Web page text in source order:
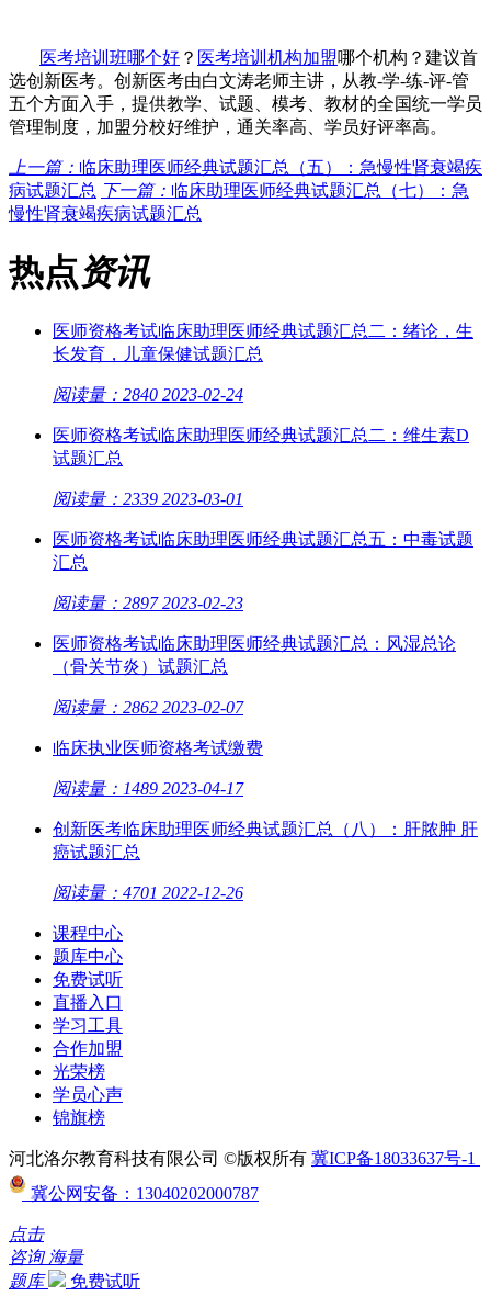
医考培训班哪个好 ？ 医考培训机构加盟哪个机构？建议首
选创新医考。创新医考由白文涛老师主讲，从教-学-练-评-管
五个方面入手，提供教学、试题、模考、教材的全国统一学员
管理制度，加盟分校好维护，通关率高、学员好评率高。
上一篇： 临床助理医师经典试题汇总（五）：急慢性肾衰竭疾
病试题汇总 下一篇： 临床助理医师经典试题汇总（七）：急
慢性肾衰竭疾病试题汇总
热点资讯
医师资格考试临床助理医师经典试题汇总二：绪论，生
长发育，儿童保健试题汇总
阅读量：2840 2023-02-24
医师资格考试临床助理医师经典试题汇总二：维生素D
试题汇总
阅读量：2339 2023-03-01
医师资格考试临床助理医师经典试题汇总五：中毒试题
汇总
阅读量：2897 2023-02-23
医师资格考试临床助理医师经典试题汇总：风湿总论
（骨关节炎）试题汇总
阅读量：2862 2023-02-07
临床执业医师资格考试缴费
阅读量：1489 2023-04-17
创新医考临床助理医师经典试题汇总（八）：肝脓肿 肝
癌试题汇总
阅读量：4701 2022-12-26
课程中心
题库中心
免费试听
直播入口
学习工具
合作加盟
光荣榜
学员心声
锦旗榜
河北洛尔教育科技有限公司 ©版权所有 冀ICP备18033637号-1
冀公网安备：13040202000787
点击
咨询 海量
题库
免费试听